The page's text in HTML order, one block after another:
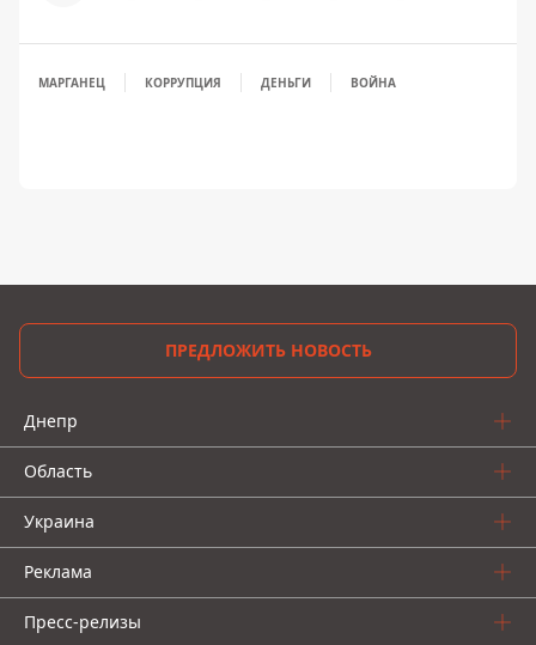
МАРГАНЕЦ КОРРУПЦИЯ ДЕНЬГИ ВОЙНА
ПРЕДЛОЖИТЬ НОВОСТЬ
Днепр
Область
Украина
Реклама
Пресс-релизы